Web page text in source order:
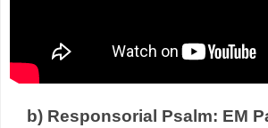
b) Responsorial Psalm: EM